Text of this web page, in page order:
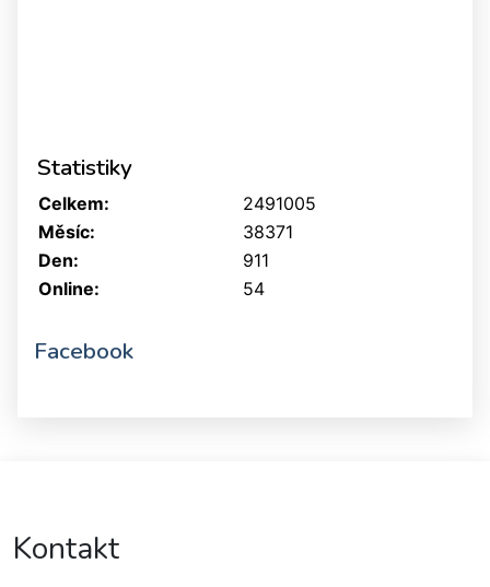
Statistiky
Online: 54
Celkem:
2491005
Měsíc:
38371
Den:
911
Facebook
Kontakt